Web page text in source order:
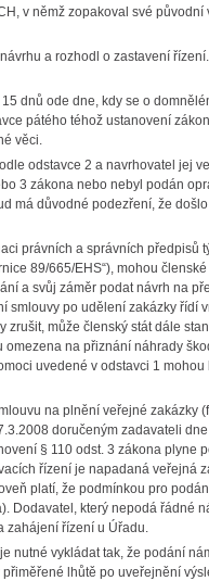
v němž zopakoval své
a rozhodl o zastavení
dnů ode dne, kdy se o
pátého téhož ustanovení
věci.
odstavce 2 a navrhovatel jej
3 zákona nebo nebyl podán
má důvodné podezření, že
právních a správních předpisů
89/665/EHS“), mohou
a svůj záměr podat návrh na
po udělení zakázky řídí
může členský stát dále
na přiznání náhrady
uvedené v odstavci 1
na plnění veřejné zakázky
doručeným zadavateli
§ 110 odst. 3 zákona plyne
řízení je napadaná veřejná
platí, že podmínkou pro
Dodavatel, který nepodá řádné
zahájení řízení u Úřadu.
nutné vykládat tak, že podání
lhůtě po uveřejnění